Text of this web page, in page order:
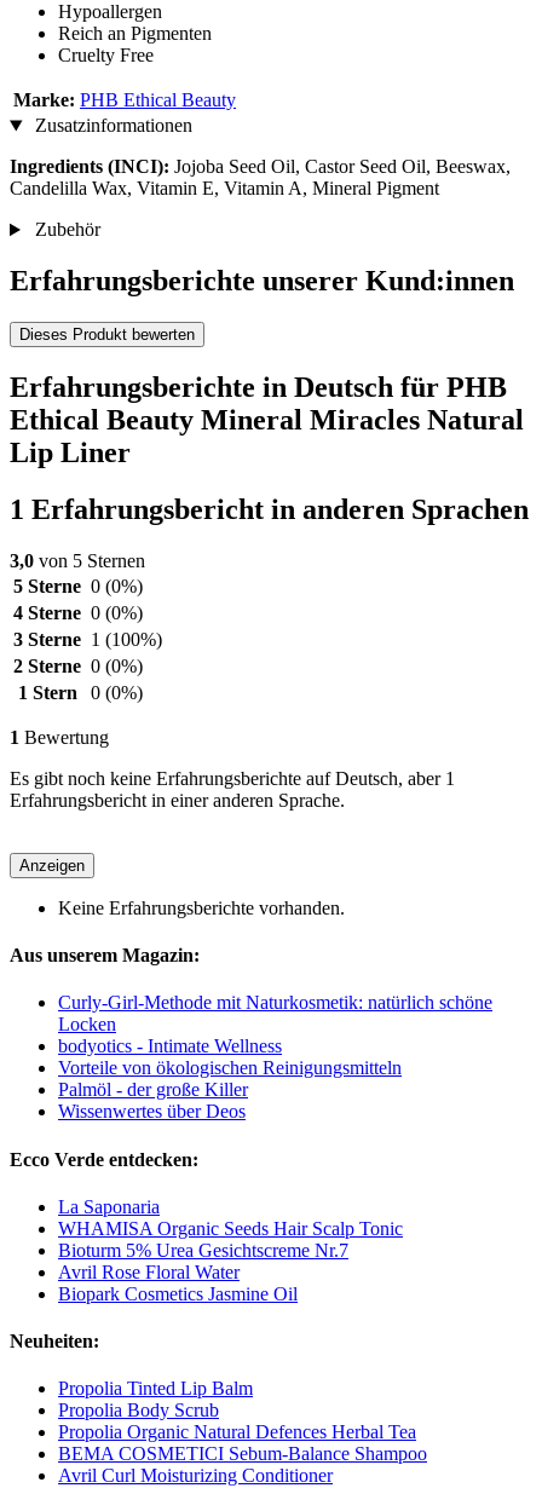
Hypoallergen
Reich an Pigmenten
Cruelty Free
Marke: PHB Ethical Beauty
Zusatzinformationen
Ingredients (INCI): Jojoba Seed Oil, Castor Seed Oil, Beeswax,
Candelilla Wax, Vitamin E, Vitamin A, Mineral Pigment
Zubehör
Erfahrungsberichte unserer Kund:innen
Dieses Produkt bewerten
Erfahrungsberichte in Deutsch für PHB
Ethical Beauty Mineral Miracles Natural
Lip Liner
1 Erfahrungsbericht in anderen Sprachen
3,0 von 5 Sternen
5 Sterne 0 (0%)
4 Sterne 0 (0%)
3 Sterne 1 (100%)
2 Sterne 0 (0%)
1 Stern
0 (0%)
1 Bewertung
Es gibt noch keine Erfahrungsberichte auf Deutsch, aber 1
Erfahrungsbericht in einer anderen Sprache.
Anzeigen
Keine Erfahrungsberichte vorhanden.
Aus unserem Magazin:
Curly-Girl-Methode mit Naturkosmetik: natürlich schöne
Locken
bodyotics - Intimate Wellness
Vorteile von ökologischen Reinigungsmitteln
Palmöl - der große Killer
Wissenwertes über Deos
Ecco Verde entdecken:
La Saponaria
WHAMISA Organic Seeds Hair Scalp Tonic
Bioturm 5% Urea Gesichtscreme Nr.7
Avril Rose Floral Water
Biopark Cosmetics Jasmine Oil
Neuheiten:
Propolia Tinted Lip Balm
Propolia Body Scrub
Propolia Organic Natural Defences Herbal Tea
BEMA COSMETICI Sebum-Balance Shampoo
Avril Curl Moisturizing Conditioner